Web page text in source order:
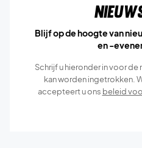
Blijf op de hoogte van
en -
Schrijf u hieronder in voor
kan worden ingetrokken.
accepteert u ons beleid